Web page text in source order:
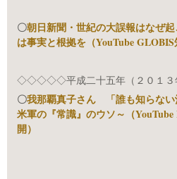
〇朝日新聞・世紀の大誤報はなぜ
は事実と根拠を（YouTube GLOBIS
◇◇◇◇◇平成二十五年（２０
〇我那覇真子さん 「誰も知らな
米軍の『常識』のウソ～（YouTube
開）